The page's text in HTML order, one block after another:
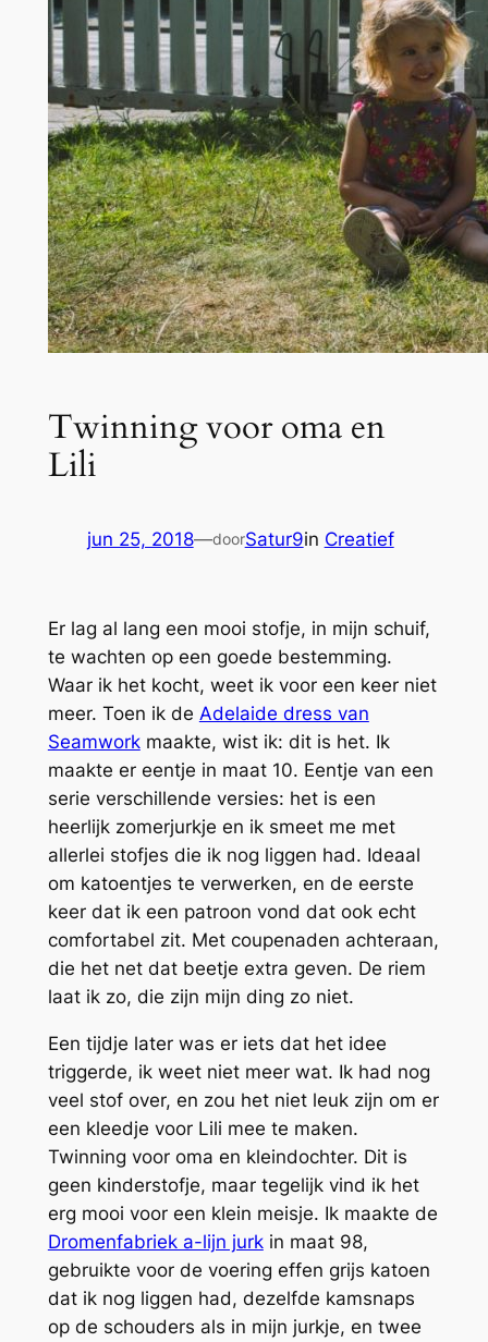
Twinning voor oma en
Lili
jun 25, 2018—doorSatur9in Creatief
Er lag al lang een mooi stofje, in mijn schuif,
te wachten op een goede bestemming.
Waar ik het kocht, weet ik voor een keer niet
meer. Toen ik de Adelaide dress van
Seamworkmaakte, wist ik: dit is het. Ik
maakte er eentje in maat 10. Eentje van een
serie verschillende versies: het is een
heerlijk zomerjurkje en ik smeet me met
allerlei stofjes die ik nog liggen had. Ideaal
om katoentjes te verwerken, en de eerste
keer dat ik een patroon vond dat ook echt
comfortabel zit. Met coupenaden achteraan,
die het net dat beetje extra geven. De riem
laat ik zo, die zijn mijn ding zo niet.
Een tijdje later was er iets dat het idee
triggerde, ik weet niet meer wat. Ik had nog
veel stof over, en zou het niet leuk zijn om er
een kleedje voor Lili mee te maken.
Twinning voor oma en kleindochter. Dit is
geen kinderstofje, maar tegelijk vind ik het
erg mooi voor een klein meisje. Ik maakte de
Dromenfabriek a-lijn jurkin maat 98,
gebruikte voor de voering effen grijs katoen
dat ik nog liggen had, dezelfde kamsnaps
op de schouders als in mijn jurkje, en twee